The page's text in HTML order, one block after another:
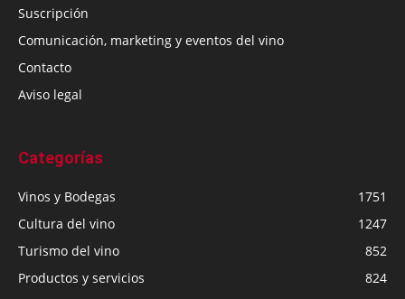
Suscripción
Comunicación, marketing y eventos del vino
Contacto
Aviso legal
Categorías
Vinos y Bodegas
1751
Cultura del vino
1247
Turismo del vino
852
Productos y servicios
824